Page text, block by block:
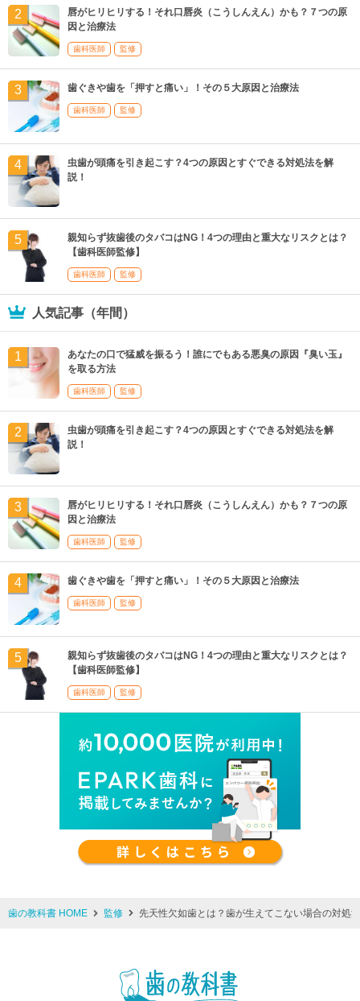
唇がヒリヒリする！それ口唇炎（こうしんえん）かも？７つの原
因と治療法
歯科医師 監修
歯ぐきや歯を「押すと痛い」！その５大原因と治療法
歯科医師 監修
虫歯が頭痛を引き起こす？4つの原因とすぐできる対処法を解
説！
親知らず抜歯後のタバコはNG！4つの理由と重大なリスクとは？
【歯科医師監修】
歯科医師 監修
人気記事（年間）
あなたの口で猛威を振るう！誰にでもある悪臭の原因『臭い玉』
を取る方法
歯科医師 監修
虫歯が頭痛を引き起こす？4つの原因とすぐできる対処法を解
説！
唇がヒリヒリする！それ口唇炎（こうしんえん）かも？７つの原
因と治療法
歯科医師 監修
歯ぐきや歯を「押すと痛い」！その５大原因と治療法
歯科医師 監修
親知らず抜歯後のタバコはNG！4つの理由と重大なリスクとは？
【歯科医師監修】
歯科医師 監修
歯の教科書 HOME 監修 先天性欠如歯とは？歯が生えてこない場合の対処